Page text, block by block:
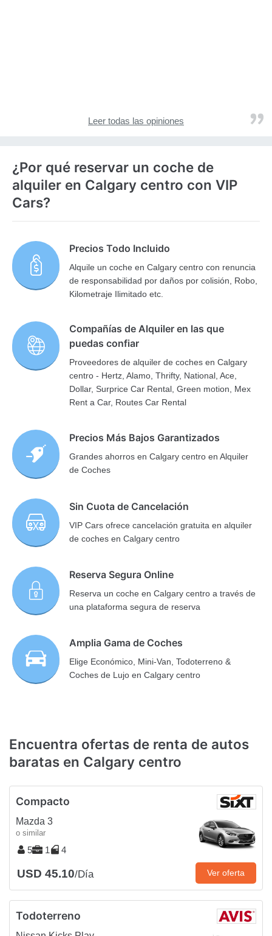
Leer todas las opiniones
¿Por qué reservar un coche de
alquiler en Calgary centro con VIP
Cars?
Precios Todo Incluido
Alquile un coche en Calgary centro con renuncia
de responsabilidad por daños por colisión, Robo,
Kilometraje Ilimitado etc.
Compañías de Alquiler en las que
puedas confiar
Proveedores de alquiler de coches en Calgary
centro - Hertz, Alamo, Thrifty, National, Ace,
Dollar, Surprice Car Rental, Green motion, Mex
Rent a Car, Routes Car Rental
Precios Más Bajos Garantizados
Grandes ahorros en Calgary centro en Alquiler
de Coches
Sin Cuota de Cancelación
VIP Cars ofrece cancelación gratuita en alquiler
de coches en Calgary centro
Reserva Segura Online
Reserva un coche en Calgary centro a través de
una plataforma segura de reserva
Amplia Gama de Coches
Elige Económico, Mini-Van, Todoterreno &
Coches de Lujo en Calgary centro
Encuentra ofertas de renta de autos
baratas en Calgary centro
Compacto
Mazda 3
o similar
5 1 4
USD 45.10/Día Ver oferta
Todoterreno